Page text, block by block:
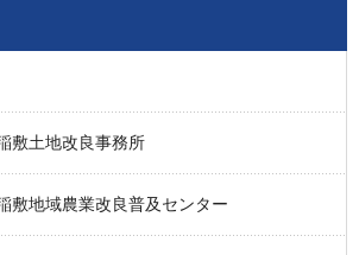
敷土地改良事務所
敷地域農業改良普及センター